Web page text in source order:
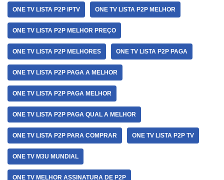
ONE TV LISTA P2P IPTV ONE TV LISTA P2P MELHOR
ONE TV LISTA P2P MELHOR PREÇO
ONE TV LISTA P2P MELHORES ONE TV LISTA P2P PAGA
ONE TV LISTA P2P PAGA A MELHOR
ONE TV LISTA P2P PAGA MELHOR
ONE TV LISTA P2P PAGA QUAL A MELHOR
ONE TV LISTA P2P PARA COMPRAR ONE TV LISTA P2P TV
ONE TV M3U MUNDIAL
ONE TV MELHOR ASSINATURA DE P2P